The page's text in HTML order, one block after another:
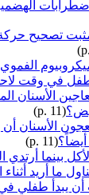
تصحيح حركة
الفموي
في وقت
الأسنان
(p. 11)
الأسنان أن
(p. 11)
بينما أرتدي
ما أريد أثناء
يبدأ طفلي